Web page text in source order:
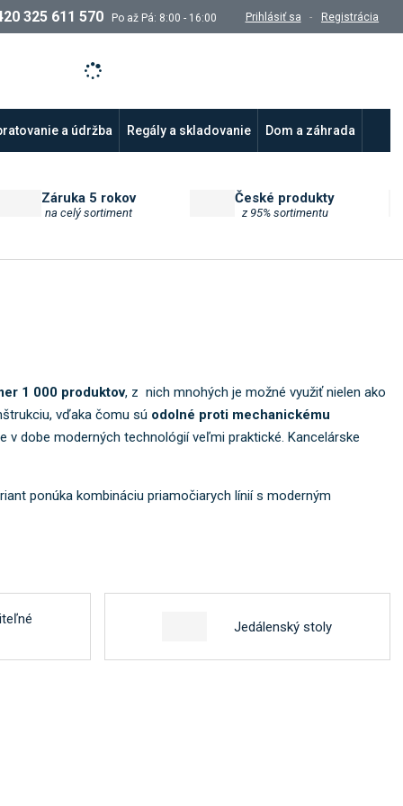
325 611 570 Po až Pá: 8:00 - 16:00 Prihlásiť sa Registrácia
a údržba Regály a skladovanie Dom a záhrada
Záruka 5 rokov
na celý sortiment
České produkty
z 95% sortimentu
1 000 produktov, z nich mnohých je možné využiť nielen ako
vďaka čomu sú odolné proti mechanickému
v dobe moderných technológií veľmi praktické. Kancelárske
ponúka kombináciu priamočiarych línií s moderným
Jedálenský stoly